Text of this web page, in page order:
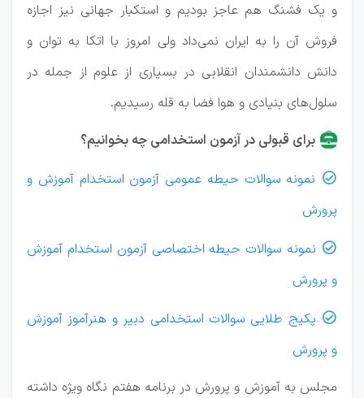
و یک فشنگ هم عاجز بودیم و استکبار جهانی نیز اجازه
فروش آن را به ایران نمی‌داد ولی امروز با اتکا به توان و
دانش دانشمندان انقلابی در بسیاری از علوم از جمله در
سلول‌های بنیادی و هوا فضا به قله رسیدیم.
برای قبولی در آزمون استخدامی چه بخوانیم؟

نمونه سوالات حیطه عمومی آزمون استخدام آموزش و
پرورش
 نمونه سوالات حیطه اختصاصی آزمون استخدام آموزش
و پرورش
 پکیج طلایی سوالات استخدامی دبیر و هنرآموز آموزش
و پرورش
مجلس به آموزش و پرورش در برنامه هفتم نگاه ویژه داشته